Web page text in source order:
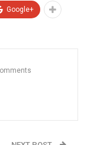
Google+